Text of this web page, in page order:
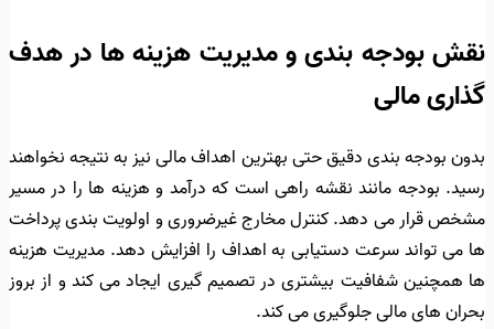
نقش بودجه بندی و مدیریت هزینه ها در هدف
گذاری مالی
بدون بودجه بندی دقیق حتی بهترین اهداف مالی نیز به نتیجه نخواهند
رسید. بودجه مانند نقشه راهی است که درآمد و هزینه ها را در مسیر
مشخص قرار می دهد. کنترل مخارج غیرضروری و اولویت بندی پرداخت
ها می تواند سرعت دستیابی به اهداف را افزایش دهد. مدیریت هزینه
ها همچنین شفافیت بیشتری در تصمیم گیری ایجاد می کند و از بروز
بحران های مالی جلوگیری می کند.